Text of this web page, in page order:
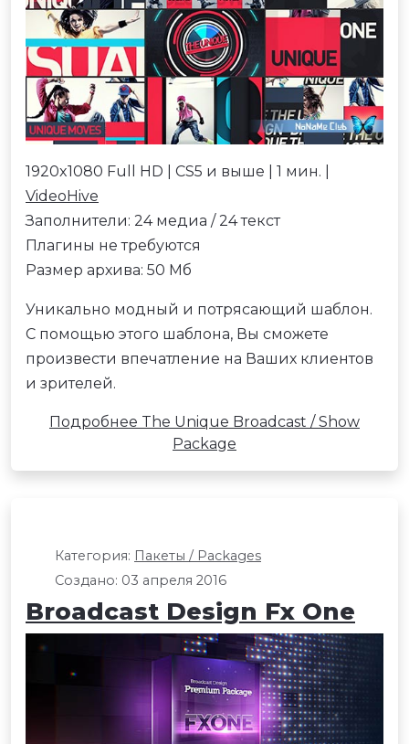
1920x1080 Full HD | CS5 и выше | 1 мин. |
VideoHive
Заполнители: 24 медиа / 24 текст
Плагины не требуются
Размер архива: 50 Мб
Уникально модный и потрясающий шаблон.
С помощью этого шаблона, Вы сможете
произвести впечатление на Ваших клиентов
и зрителей.
Подробнее The Unique Broadcast / Show
Package
Категория: Пакеты / Packages
Создано: 03 апреля 2016
Broadcast Design Fx One